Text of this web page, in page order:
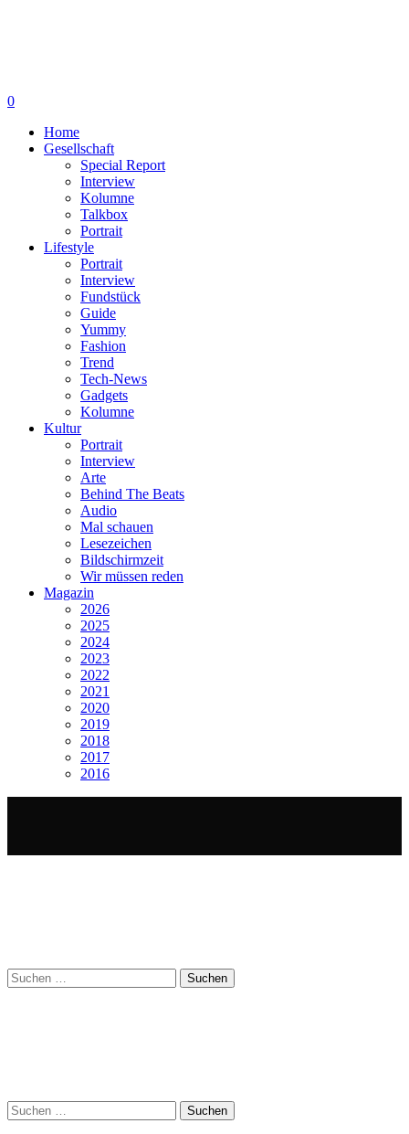
0
Home
Gesellschaft
Special Report
Interview
Kolumne
Talkbox
Portrait
Lifestyle
Portrait
Interview
Fundstück
Guide
Yummy
Fashion
Trend
Tech-News
Gadgets
Kolumne
Kultur
Portrait
Interview
Arte
Behind The Beats
Audio
Mal schauen
Lesezeichen
Bildschirmzeit
Wir müssen reden
Magazin
2026
2025
2024
2023
2022
2021
2020
2019
2018
2017
2016
Suchen
nach:
Suchen
nach: